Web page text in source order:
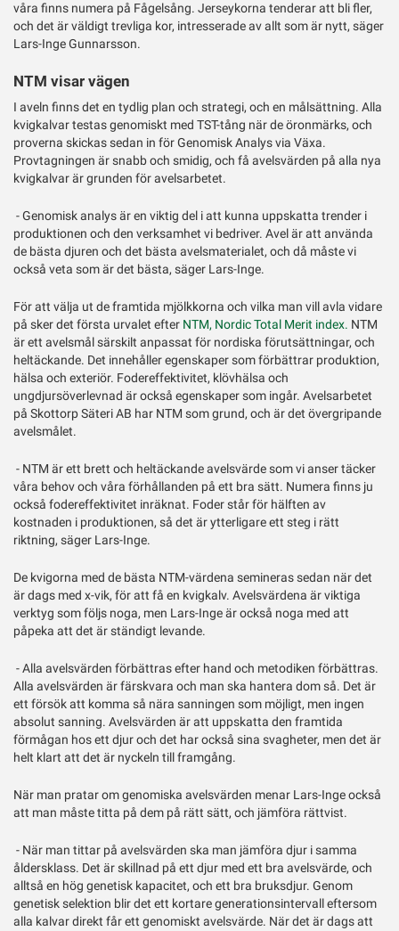
våra finns numera på Fågelsång. Jerseykorna tenderar att bli fler,
och det är väldigt trevliga kor, intresserade av allt som är nytt, säger
Lars-Inge Gunnarsson.
NTM visar vägen
I aveln finns det en tydlig plan och strategi, och en målsättning. Alla
kvigkalvar testas genomiskt med TST-tång när de öronmärks, och
proverna skickas sedan in för Genomisk Analys via Växa.
Provtagningen är snabb och smidig, och få avelsvärden på alla nya
kvigkalvar är grunden för avelsarbetet.
- Genomisk analys är en viktig del i att kunna uppskatta trender i
produktionen och den verksamhet vi bedriver. Avel är att använda
de bästa djuren och det bästa avelsmaterialet, och då måste vi
också veta som är det bästa, säger Lars-Inge.
För att välja ut de framtida mjölkkorna och vilka man vill avla vidare
på sker det första urvalet efter NTM, Nordic Total Merit index. NTM
är ett avelsmål särskilt anpassat för nordiska förutsättningar, och
heltäckande. Det innehåller egenskaper som förbättrar produktion,
hälsa och exteriör. Fodereffektivitet, klövhälsa och
ungdjursöverlevnad är också egenskaper som ingår. Avelsarbetet
på Skottorp Säteri AB har NTM som grund, och är det övergripande
avelsmålet.
- NTM är ett brett och heltäckande avelsvärde som vi anser täcker
våra behov och våra förhållanden på ett bra sätt. Numera finns ju
också fodereffektivitet inräknat. Foder står för hälften av
kostnaden i produktionen, så det är ytterligare ett steg i rätt
riktning, säger Lars-Inge.
De kvigorna med de bästa NTM-värdena semineras sedan när det
är dags med x-vik, för att få en kvigkalv. Avelsvärdena är viktiga
verktyg som följs noga, men Lars-Inge är också noga med att
påpeka att det är ständigt levande.
- Alla avelsvärden förbättras efter hand och metodiken förbättras.
Alla avelsvärden är färskvara och man ska hantera dom så. Det är
ett försök att komma så nära sanningen som möjligt, men ingen
absolut sanning. Avelsvärden är att uppskatta den framtida
förmågan hos ett djur och det har också sina svagheter, men det är
helt klart att det är nyckeln till framgång.
När man pratar om genomiska avelsvärden menar Lars-Inge också
att man måste titta på dem på rätt sätt, och jämföra rättvist.
- När man tittar på avelsvärden ska man jämföra djur i samma
åldersklass. Det är skillnad på ett djur med ett bra avelsvärde, och
alltså en hög genetisk kapacitet, och ett bra bruksdjur. Genom
genetisk selektion blir det ett kortare generationsintervall eftersom
alla kalvar direkt får ett genomiskt avelsvärde. När det är dags att